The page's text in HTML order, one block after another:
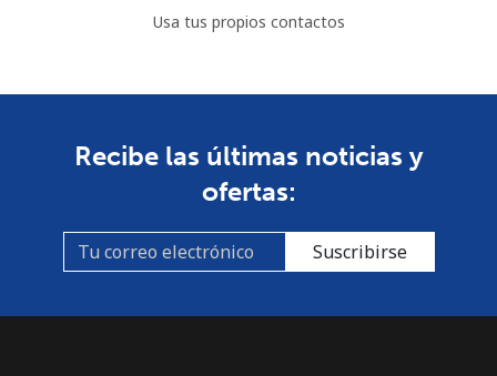
Usa tus propios contactos
Recibe las últimas noticias y
ofertas:
Suscribirse